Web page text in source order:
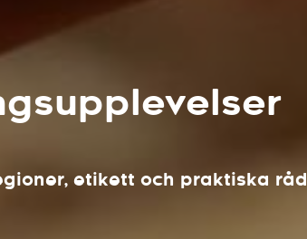
etikett och praktiska råd